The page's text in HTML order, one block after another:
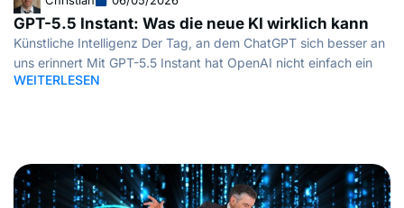
GPT-5.5 Instant: Was die neue KI wirklich kann
Künstliche Intelligenz Der Tag, an dem ChatGPT sich besser an
uns erinnert Mit GPT-5.5 Instant hat OpenAI nicht einfach ein
WEITERLESEN